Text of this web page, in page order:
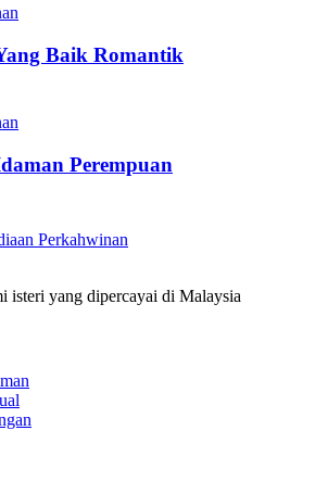
Baik Romantik
Perempuan
Perkahwinan
isteri yang dipercayai di Malaysia